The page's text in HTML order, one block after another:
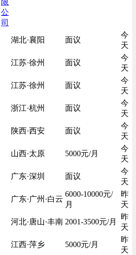
公
司
湖北·襄阳 面议
今
天
江苏·徐州 面议
今
天
江苏·徐州 面议
今
天
浙江·杭州 面议
今
天
陕西·西安 面议
今
天
山西·太原 5000元/月
今
天
广东·深圳 面议
今
天
广东·广州·白云
6000-10000元/
月
昨
天
河北·唐山·丰南 2001-3500元/月
昨
天
江西·萍乡 5000元/月
昨
天